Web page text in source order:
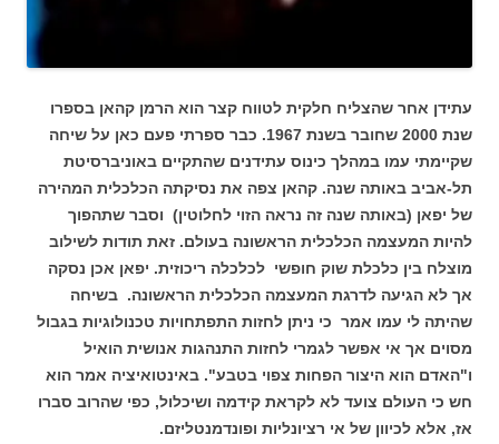
עתידן אחר שהצליח חלקית לטווח קצר הוא הרמן קהאן בספרו
שנת 2000 שחובר בשנת 1967. כבר ספרתי פעם כאן על שיחה
שקיימתי עמו במהלך כינוס עתידנים שהתקיים באוניברסיטת
תל-אביב באותה שנה. קהאן צפה את נסיקתה הכלכלית המהירה
של יפאן (באותה שנה זה נראה הזוי לחלוטין) וסבר שתהפוך
להיות המעצמה הכלכלית הראשונה בעולם. זאת תודות לשילוב
מוצלח בין כלכלת שוק חופשי לכלכלה ריכוזית. יפאן אכן נסקה
אך לא הגיעה לדרגת המעצמה הכלכלית הראשונה. בשיחה
שהיתה לי עמו אמר כי ניתן לחזות התפתחויות טכנולוגיות בגבול
מסוים אך אי אפשר לגמרי לחזות התנהגות אנושית הואיל
ו"האדם הוא היצור הפחות צפוי בטבע". באינטואיציה אמר הוא
חש כי העולם צועד לא לקראת קידמה ושיכלול, כפי שהרוב סברו
אז, אלא לכיוון של אי רציונליות ופונדמנטליזם.